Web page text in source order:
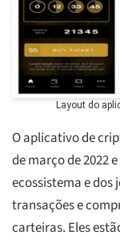
Layout do
O aplicativo de
de março de 2022
ecossistema e dos
transações e
carteiras. Eles